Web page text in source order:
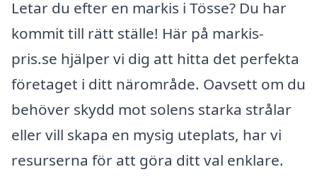
Letar du efter en markis i Tösse? Du har
kommit till rätt ställe! Här på markis-
pris.se hjälper vi dig att hitta det perfekta
företaget i ditt närområde. Oavsett om du
behöver skydd mot solens starka strålar
eller vill skapa en mysig uteplats, har vi
resurserna för att göra ditt val enklare.